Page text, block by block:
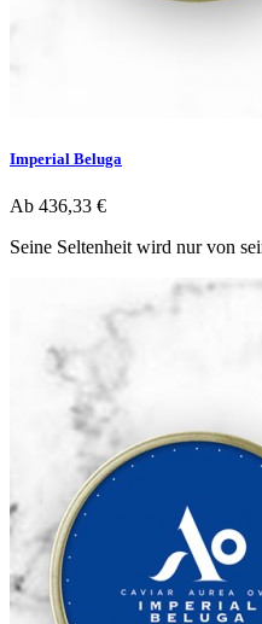
Imperial Beluga
Ab 436,33 €
Seine Seltenheit wird nur von